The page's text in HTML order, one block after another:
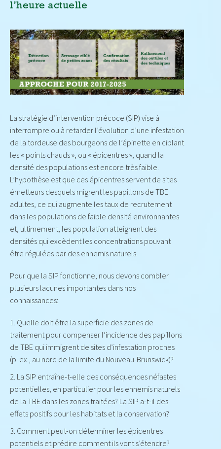
l’heure actuelle
La stratégie d’intervention précoce (SIP) vise à
interrompre ou à retarder l’évolution d’une infestation
de la tordeuse des bourgeons de l’épinette en ciblant
les « points chauds », ou « épicentres », quand la
densité des populations est encore très faible.
L’hypothèse est que ces épicentres servent de sites
émetteurs desquels migrent les papillons de TBE
adultes, ce qui augmente les taux de recrutement
dans les populations de faible densité environnantes
et, ultimement, les population atteignent des
densités qui excèdent les concentrations pouvant
être régulées par des ennemis naturels.
Pour que la SIP fonctionne, nous devons combler
plusieurs lacunes importantes dans nos
connaissances:
Quelle doit être la superficie des zones de
traitement pour compenser l’incidence des papillons
de TBE qui immigrent de sites d’infestation proches
(p. ex., au nord de la limite du Nouveau­-Brunswick)?
La SIP entraîne-t-elle des conséquences néfastes
potentielles, en particulier pour les ennemis naturels
de la TBE dans les zones traitées? La SIP a-t-il des
effets positifs pour les habitats et la conservation?
Comment peut-on déterminer les épicentres
potentiels et prédire comment ils vont s’étendre?